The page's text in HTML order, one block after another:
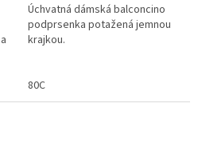
Úchvatná dámská balconcino
podprsenka potažená jemnou
krajkou.
80C